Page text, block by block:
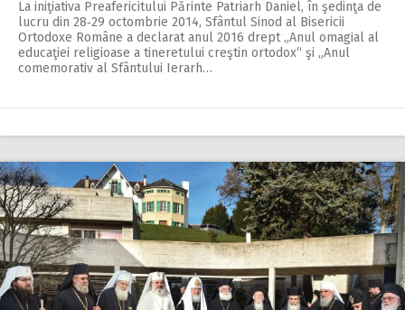
La iniţiativa Preafericitului Părinte Patriarh Daniel, în şedinţa de
lucru din 28‑29 octombrie 2014, Sfântul Sinod al Bisericii
Ortodoxe Române a declarat anul 2016 drept „Anul omagial al
educaţiei religioase a tineretului creştin ortodox“ şi „Anul
comemorativ al Sfântului Ierarh…